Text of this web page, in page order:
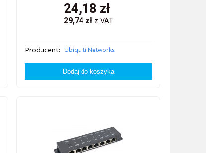
24,18 zł
29,74zł z VAT
Producent: Ubiquiti Networks